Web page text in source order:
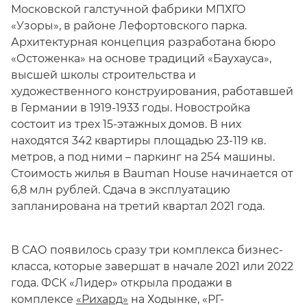
Московской галстучной фабрики МПХГО
«Узоры», в районе Лефортовского парка.
Архитектурная концепция разработана бюро
«Остоженка» на основе традиций «Баухауса»,
высшей школы строительства и
художественного конструирования, работавшей
в Германии в 1919-1933 годы. Новостройка
состоит из трех 15-этажных домов. В них
находятся 342 квартиры площадью 23-119 кв.
метров, а под ними – паркинг на 254 машины.
Стоимость жилья в Bauman House начинается от
6,8 млн рублей. Сдача в эксплуатацию
запланирована на третий квартал 2021 года.
В САО появилось сразу три комплекса бизнес-
класса, которые завершат в начале 2021 или 2022
года. ФСК «Лидер» открыла продажи в
комплексе «Рихард» на Ходынке, «РГ-